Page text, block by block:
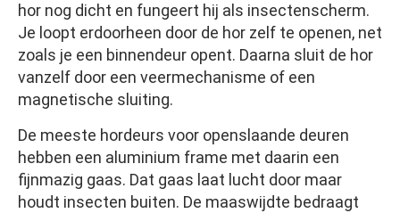
hor nog dicht en fungeert hij als insectenscherm.
Je loopt erdoorheen door de hor zelf te openen, net
zoals je een binnendeur opent. Daarna sluit de hor
vanzelf door een veermechanisme of een
magnetische sluiting.
De meeste hordeurs voor openslaande deuren
hebben een aluminium frame met daarin een
fijnmazig gaas. Dat gaas laat lucht door maar
houdt insecten buiten. De maaswijdte bedraagt